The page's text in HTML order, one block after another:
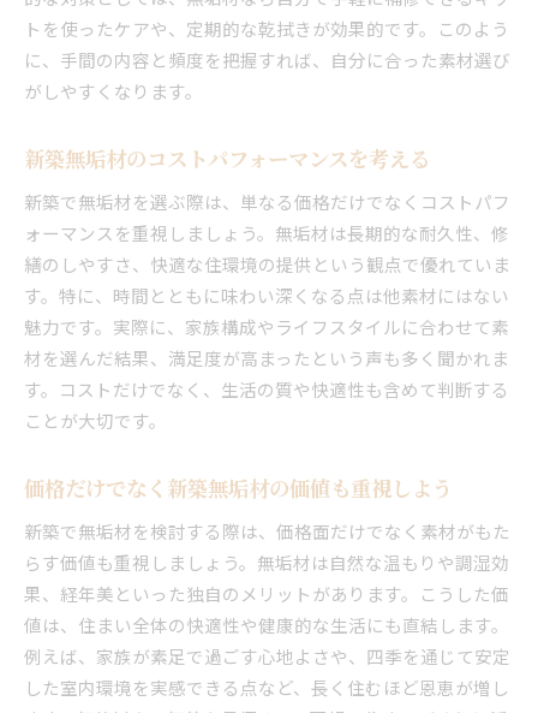
トを使ったケアや、定期的な乾拭きが効果的です。このよう
に、手間の内容と頻度を把握すれば、自分に合った素材選び
がしやすくなります。
新築無垢材のコストパフォーマンスを考える
新築で無垢材を選ぶ際は、単なる価格だけでなくコストパフ
ォーマンスを重視しましょう。無垢材は長期的な耐久性、修
繕のしやすさ、快適な住環境の提供という観点で優れていま
す。特に、時間とともに味わい深くなる点は他素材にはない
魅力です。実際に、家族構成やライフスタイルに合わせて素
材を選んだ結果、満足度が高まったという声も多く聞かれま
す。コストだけでなく、生活の質や快適性も含めて判断する
ことが大切です。
価格だけでなく新築無垢材の価値も重視しよう
新築で無垢材を検討する際は、価格面だけでなく素材がもた
らす価値も重視しましょう。無垢材は自然な温もりや調湿効
果、経年美といった独自のメリットがあります。こうした価
値は、住まい全体の快適性や健康的な生活にも直結します。
例えば、家族が素足で過ごす心地よさや、四季を通じて安定
した室内環境を実感できる点など、長く住むほど恩恵が増し